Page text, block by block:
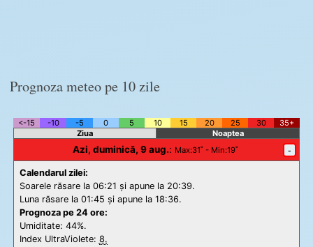
Prognoza meteo pe 10 zile
<-15 -10 -5 0 5 10 15 20 25 30
35+
Ziua
Noaptea
Azi, duminică, 9 aug.: Max:31˚ - Min:19˚ -
Calendarul zilei:
Soarele răsare la 06:21 și apune la 20:39.
Luna răsare la 01:45 și apune la 18:36.
Prognoza pe 24 ore:
Umiditate: 44%.
Index UltraViolete: 8.